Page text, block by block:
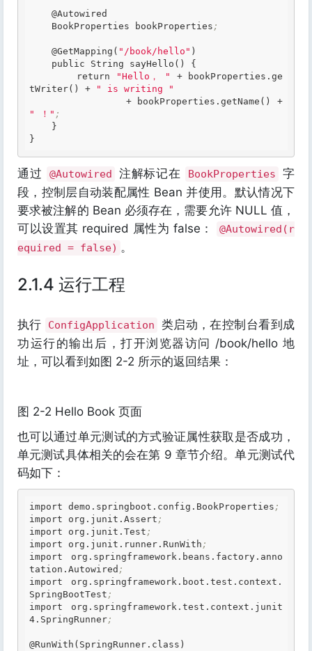
    BookProperties bookProperties
;
    @GetMapping(
"/book/hello" )
        return
"Hello， " + bookProperties .ge
tWriter() +
" is writing "
                + bookProperties
.getName
" ！" ;
通过 @Autowired 注解标记在 BookProperties
字
段，控制层自动装配属性 Bean 并使用。默认情况下
要求被注解的 Bean 必须存在，需要允许 NULL 值，
可以设置其 required 属性为 false：
@Autowired(r
equired = false) 。
2.1.4 运行工程
执行 ConfigApplication
类启动，在控制台看到成
功运行的输出后，打开浏览器访问 /book/hello 地
址，可以看到如图 2-2 所示的返回结果：
图 2-2 Hello Book 页面
也可以通过单元测试的方式验证属性获取是否成功，
单元测试具体相关的会在第 9 章节介绍。单元测试代
码如下：
import demo .springboot .config .BookProperties ;
import org .junit .Assert ;
import org .junit .Test ;
import org .junit .runner .RunWith ;
import org .springframework .beans .factory .anno
tation .Autowired ;
import org .springframework .boot .test .context .
SpringBootTest ;
import org .springframework .test .context .junit
4 .SpringRunner;
@RunWith(SpringRunner .class )